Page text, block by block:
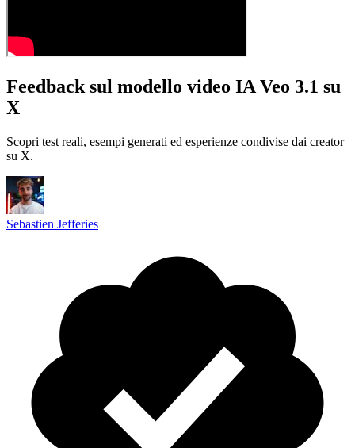
Feedback sul modello video IA Veo 3.1 su
X
Scopri test reali, esempi generati ed esperienze condivise dai creator
su X.
Sebastien Jefferies